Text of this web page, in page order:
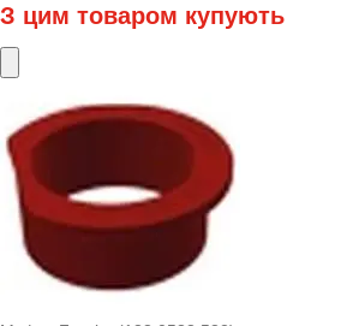
З цим товаром купують